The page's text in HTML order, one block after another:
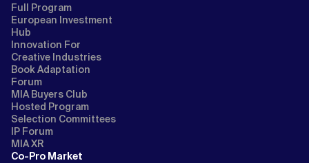
Full Program
European Investment
Hub
Innovation For
Creative Industries
Book Adaptation
Forum
MIA Buyers Club
Hosted Program
Selection Committees
IP Forum
MIA XR
Co-Pro Market